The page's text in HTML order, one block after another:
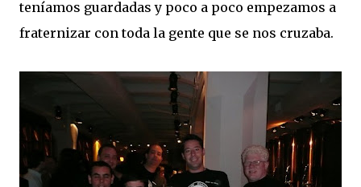
teníamos guardadas y poco a poco empezamos a
fraternizar con toda la gente que se nos cruzaba.